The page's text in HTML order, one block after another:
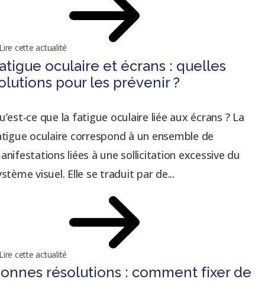
cette actualité
oculaire et écrans : quelles
pour les prévenir ?
ce que la fatigue oculaire liée aux écrans ? La
oculaire correspond à un ensemble de
liées à une sollicitation excessive du
visuel. Elle se traduit par de...
cette actualité
résolutions : comment fixer de